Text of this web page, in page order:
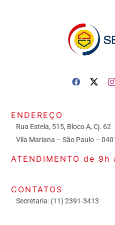
ENDEREÇO
Rua Estela, 515, Bloco A, Cj. 62
Vila Mariana – São Paulo –
ATENDIMENTO de 9h
CONTATOS
Secretaria: (11) 2391-3413